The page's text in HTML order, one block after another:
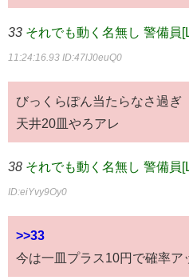
33 それでも動く名無し 警備員
11:24:16.93 ID:47lJ0euQ0
びっくらぽん当たらなさ過ぎ
天井20皿やろアレ
38 それでも動く名無し 警備員
ID:eiYvy9Oy0
>>33
今は一皿プラス10円で確率ア